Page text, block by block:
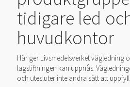
tidigare led
huvudkontor
Här ger Livsmedelsverket vägledning
lagstiftningen kan uppnås.
och utesluter inte andra sätt att